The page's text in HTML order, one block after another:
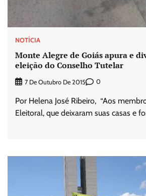
NOTÍCIA
Monte Alegre de Goiás apura e
eleição do Conselho Tutelar
7 De Outubro De 2015 0
Por Helena José Ribeiro, “Aos
Eleitoral, que deixaram suas casas e